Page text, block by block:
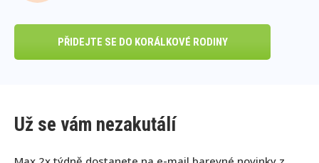
PŘIDEJTE SE DO KORÁLKOVÉ RODINY
Už se vám nezakutálí